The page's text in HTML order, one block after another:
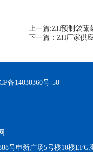
上一篇:ZH预制袋蔬
下一篇： ZH厂家供
备14030360号-50
号申新广场5号楼10楼EFG